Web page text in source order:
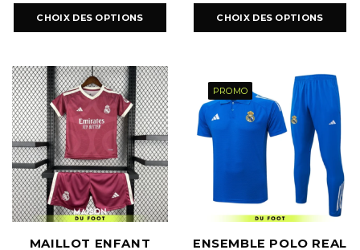
CHOIX DES OPTIONS CHOIX DES OPTIONS
MAILLOT ENFANT
PROMO
ENSEMBLE POLO REAL